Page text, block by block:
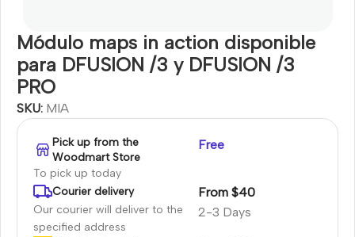
Módulo maps in action disponible
para DFUSION /3 y DFUSION /3
PRO
SKU: MIA
Pick up from the
Woodmart Store
To pick up today
Free
Courier delivery
Our courier will deliver to the
specified address
2-3 Days
From $40